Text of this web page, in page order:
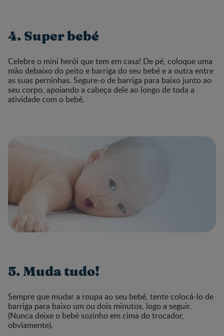
4. Super bebé
Celebre o mini herói que tem em casa! De pé, coloque uma
mão debaixo do peito e barriga do seu bebé e a outra entre
as suas perninhas. Segure-o de barriga para baixo junto ao
seu corpo, apoiando a cabeça dele ao longo de toda a
atividade com o bebé.
5. Muda tudo!
Sempre que mudar a roupa ao seu bebé, tente colocá-lo de
barriga para baixo um ou dois minutos, logo a seguir.
(Nunca deixe o bebé sozinho em cima do trocador,
obviamente).